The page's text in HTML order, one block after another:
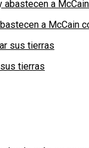
a McCain
tierras